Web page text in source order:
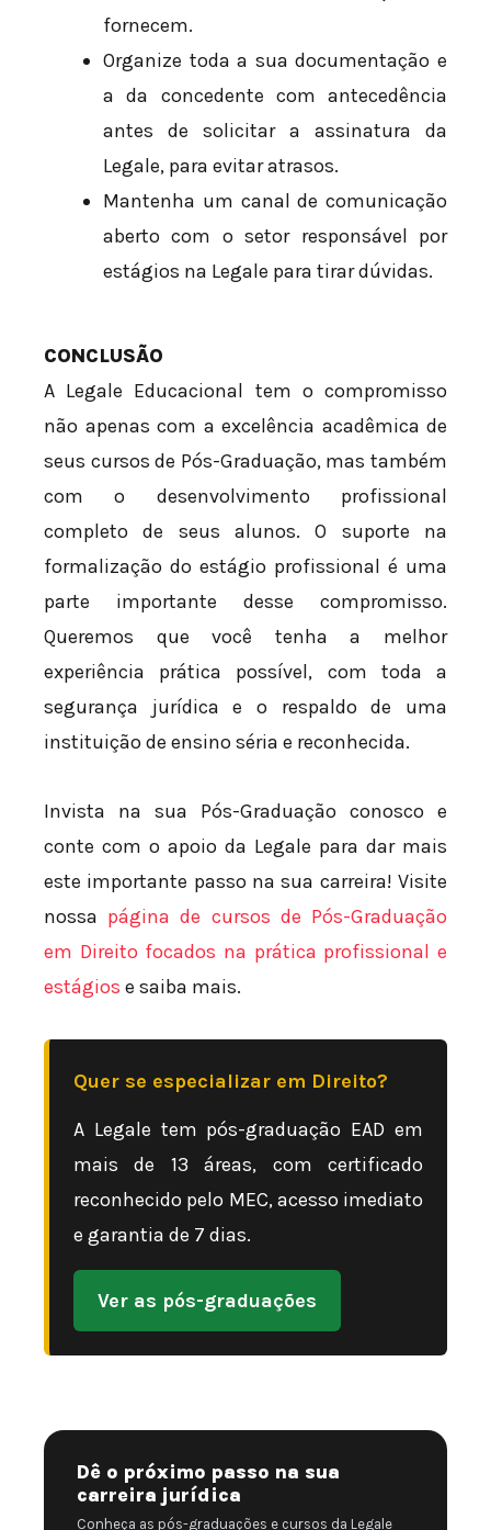
fornecem.
Organize toda a sua documentação e
a da concedente com antecedência
antes de solicitar a assinatura da
Legale, para evitar atrasos.
Mantenha um canal de comunicação
aberto com o setor responsável por
estágios na Legale para tirar dúvidas.
CONCLUSÃO
A Legale Educacional tem o compromisso
não apenas com a excelência acadêmica de
seus cursos de Pós-Graduação, mas também
com o desenvolvimento profissional
completo de seus alunos. O suporte na
formalização do estágio profissional é uma
parte importante desse compromisso.
Queremos que você tenha a melhor
experiência prática possível, com toda a
segurança jurídica e o respaldo de uma
instituição de ensino séria e reconhecida.
Invista na sua Pós-Graduação conosco e
conte com o apoio da Legale para dar mais
este importante passo na sua carreira! Visite
nossa página de cursos de Pós-Graduação
em Direito focados na prática profissional e
estágios e saiba mais.
Quer se especializar em Direito?
A Legale tem pós-graduação EAD em
mais de 13 áreas, com certificado
reconhecido pelo MEC, acesso imediato
e garantia de 7 dias.
Ver as pós-graduações
Dê o próximo passo na sua
carreira jurídica
Conheça as pós-graduações e cursos da Legale